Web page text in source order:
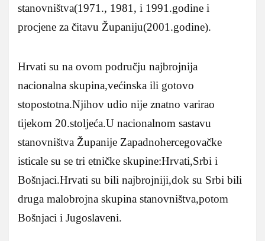
stanovništva(1971., 1981, i 1991.godine i
procjene za čitavu Županiju(2001.godine).
Hrvati su na ovom području najbrojnija
nacionalna skupina,većinska ili gotovo
stopostotna.Njihov udio nije znatno varirao
tijekom 20.stoljeća.U nacionalnom sastavu
stanovništva Županije Zapadnohercegovačke
isticale su se tri etničke skupine:Hrvati,Srbi i
Bošnjaci.Hrvati su bili najbrojniji,dok su Srbi bili
druga malobrojna skupina stanovništva,potom
Bošnjaci i Jugoslaveni.